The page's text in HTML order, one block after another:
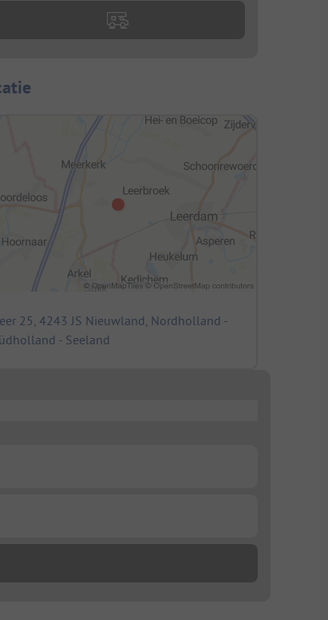
25, 4243 JS Nieuwland, Nordholland -
- Seeland